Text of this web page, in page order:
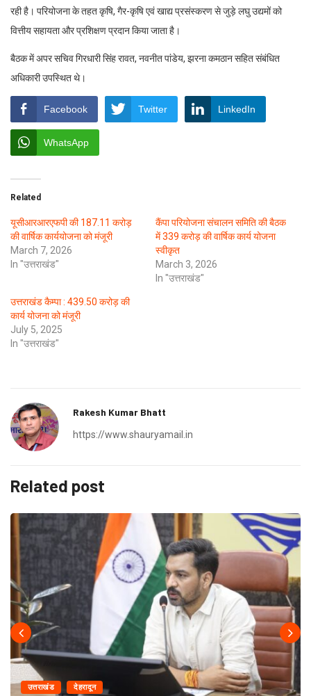
रही है। परियोजना के तहत कृषि, गैर-कृषि एवं खाद्य प्रसंस्करण से जुड़े लघु उद्यमों को
वित्तीय सहायता और प्रशिक्षण प्रदान किया जाता है।
बैठक में अपर सचिव गिरधारी सिंह रावत, नवनीत पांडेय, झरना कमठान सहित संबंधित
अधिकारी उपस्थित थे।
Facebook Twitter LinkedIn
WhatsApp
Related
यूसीआरआरएफपी की 187.11 करोड़
की वार्षिक कार्ययोजना को मंजूरी
March 7, 2026
In "उत्तराखंड"
कैंपा परियोजना संचालन समिति की बैठक
में 339 करोड़ की वार्षिक कार्य योजना
स्वीकृत
March 3, 2026
In "उत्तराखंड"
उत्तराखंड कैम्पा : 439.50 करोड़ की
कार्य योजना को मंजूरी
July 5, 2025
In "उत्तराखंड"
Rakesh Kumar Bhatt
https://www.shauryamail.in
Related post
उत्तराखंड देहरादून